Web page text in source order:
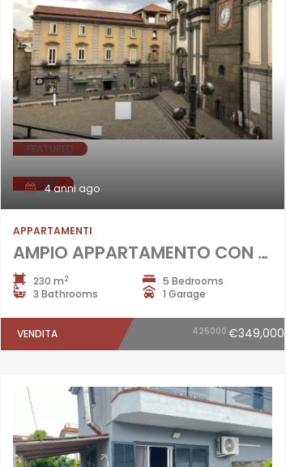
FEATURED
AFFARE4 anni ago
APPARTAMENTI
AMPIO APPARTAMENTO CON TERRAZZO Giugliano Centro-Piazza Annunziata R37858
230 m2
5 Bedrooms
3 Bathrooms
1 Garage
VENDITA 425000 €349,000